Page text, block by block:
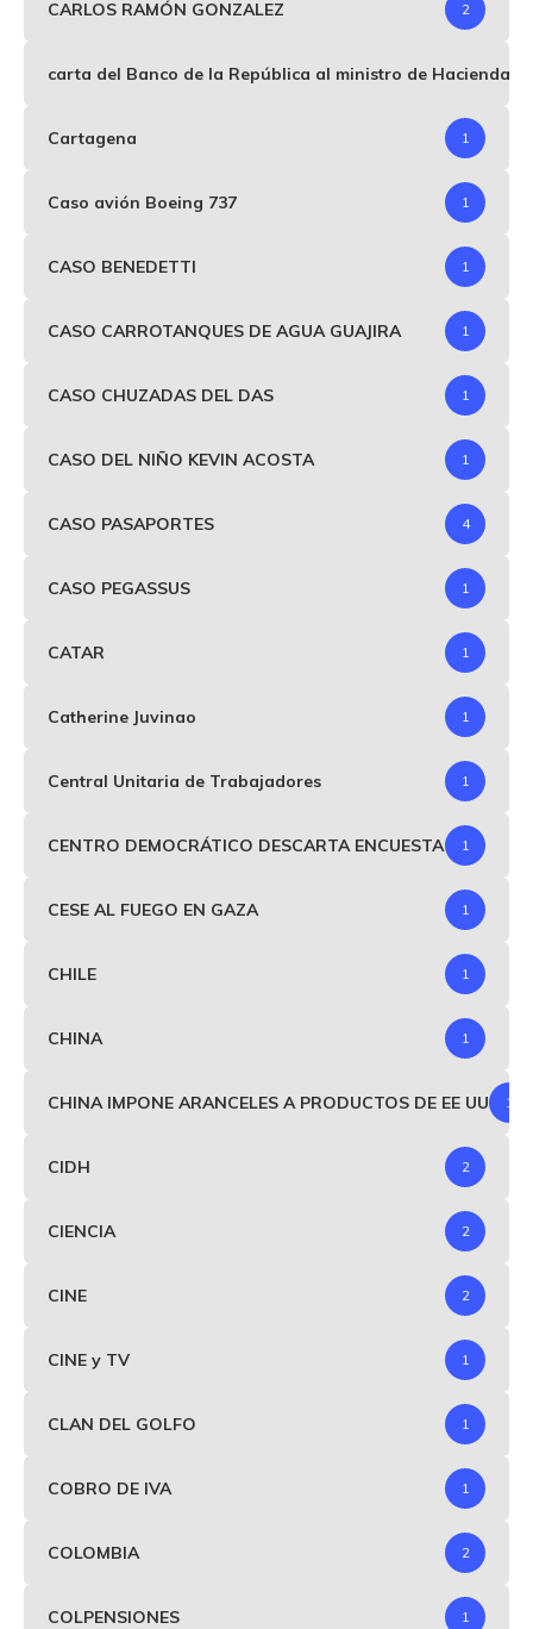
CARLOS RAMÓN GONZALEZ 2
carta del Banco de la República al ministro de Hacienda
Cartagena 1
Caso avión Boeing 737 1
CASO BENEDETTI 1
CASO CARROTANQUES DE AGUA GUAJIRA 1
CASO CHUZADAS DEL DAS 1
CASO DEL NIÑO KEVIN ACOSTA 1
CASO PASAPORTES 4
CASO PEGASSUS 1
CATAR 1
Catherine Juvinao 1
Central Unitaria de Trabajadores 1
CENTRO DEMOCRÁTICO DESCARTA ENCUESTA 1
CESE AL FUEGO EN GAZA 1
CHILE 1
CHINA 1
CHINA IMPONE ARANCELES A PRODUCTOS DE EE UU 1
CIDH 2
CIENCIA 2
CINE 2
CINE y TV 1
CLAN DEL GOLFO 1
COBRO DE IVA 1
COLOMBIA 2
COLPENSIONES 1